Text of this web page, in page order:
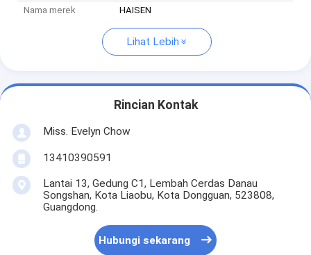
Nama merek HAISEN
Lihat Lebih
Rincian Kontak
Miss. Evelyn Chow
13410390591
Lantai 13, Gedung C1, Lembah Cerdas Danau
Songshan, Kota Liaobu, Kota Dongguan, 523808,
Guangdong.
Hubungi sekarang